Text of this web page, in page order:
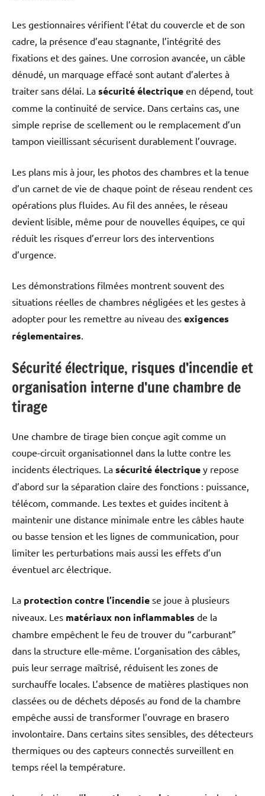
Les gestionnaires vérifient l’état du couvercle et de son
cadre, la présence d’eau stagnante, l’intégrité des
fixations et des gaines. Une corrosion avancée, un câble
dénudé, un marquage effacé sont autant d’alertes à
traiter sans délai. La sécurité électrique en dépend, tout
comme la continuité de service. Dans certains cas, une
simple reprise de scellement ou le remplacement d’un
tampon vieillissant sécurisent durablement l’ouvrage.
Les plans mis à jour, les photos des chambres et la tenue
d’un carnet de vie de chaque point de réseau rendent ces
opérations plus fluides. Au fil des années, le réseau
devient lisible, même pour de nouvelles équipes, ce qui
réduit les risques d’erreur lors des interventions
d’urgence.
Les démonstrations filmées montrent souvent des
situations réelles de chambres négligées et les gestes à
adopter pour les remettre au niveau des exigences
réglementaires
Sécurité électrique, risques d’incendie et
organisation interne d’une chambre de
tirage
Une chambre de tirage bien conçue agit comme un
coupe-circuit organisationnel dans la lutte contre les
incidents électriques. La sécurité électrique y repose
d’abord sur la séparation claire des fonctions : puissance,
télécom, commande. Les textes et guides incitent à
maintenir une distance minimale entre les câbles haute
ou basse tension et les lignes de communication, pour
limiter les perturbations mais aussi les effets d’un
éventuel arc électrique.
La protection contre l’incendie se joue à plusieurs
niveaux. Les matériaux non inflammables de la
chambre empêchent le feu de trouver du “carburant”
dans la structure elle-même. L’organisation des câbles,
puis leur serrage maîtrisé, réduisent les zones de
surchauffe locales. L’absence de matières plastiques non
classées ou de déchets déposés au fond de la chambre
empêche aussi de transformer l’ouvrage en brasero
involontaire. Dans certains sites sensibles, des détecteurs
thermiques ou des capteurs connectés surveillent en
temps réel la température.